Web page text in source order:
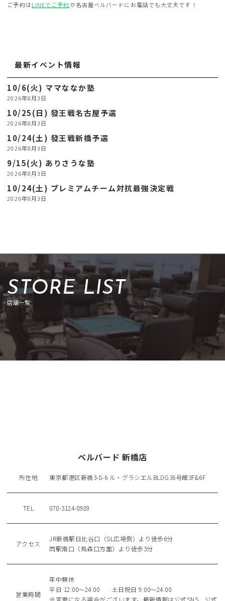
ご予約はLINEでご予約か名古屋ベルバードにお電話でも大丈夫です！
最新イベント情報
10/6(火) ママななか塾
2026年8月3日
10/25(日) 發王戦名古屋予選
2026年8月3日
10/24(土) 發王戦新橋予選
2026年8月3日
9/15(火) ありさうな塾
2026年8月3日
10/24(土) プレミアムチーム対抗最強決定戦
2026年8月3日
STORE LIST
店舗一覧
ベルバード 新橋店
所在地 東京都港区新橋3-8-6 ル・グラシエルBLDG36号館3F&6F
TEL 070-3124-8989
アクセス
JR新橋駅日比谷口（SL広場側）より徒歩6分
同駅南口（烏森口方面）より徒歩3分
営業時間
年中無休
平日 12:00～24:00 土日祝日 9:00～24:00
※変更になる場合がございます。最新情報は公式SNS、公式